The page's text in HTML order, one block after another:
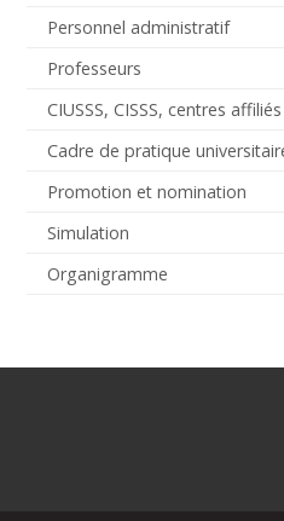
Personnel administratif
Professeurs
CIUSSS, CISSS, centres
Cadre de pratique
Promotion et nomination
Simulation
Organigramme